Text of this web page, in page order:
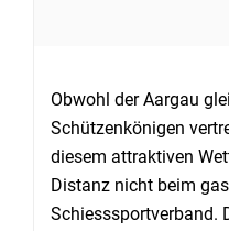
Obwohl der Aargau
Schützenkönigen
diesem attraktiven
Distanz nicht beim
Schiesssportverband.